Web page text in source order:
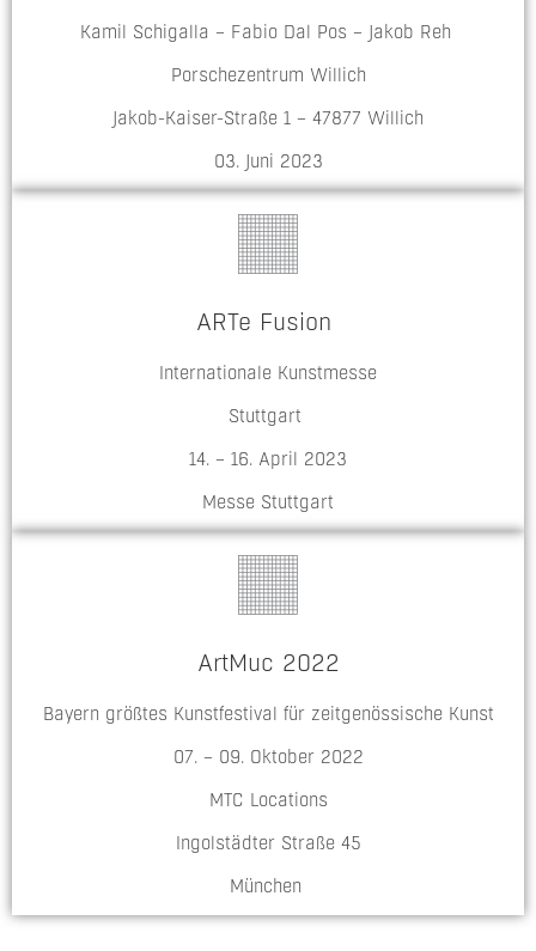
Kamil Schigalla – Fabio Dal Pos – Jakob Reh
Porschezentrum Willich
Jakob-Kaiser-Straße 1 – 47877 Willich
03. Juni 2023
ARTe Fusion
Internationale Kunstmesse
Stuttgart
14. – 16. April 2023
Messe Stuttgart
ArtMuc 2022
Bayern größtes Kunstfestival für zeitgenössische Kunst
07. – 09. Oktober 2022
MTC Locations
Ingolstädter Straße 45
München